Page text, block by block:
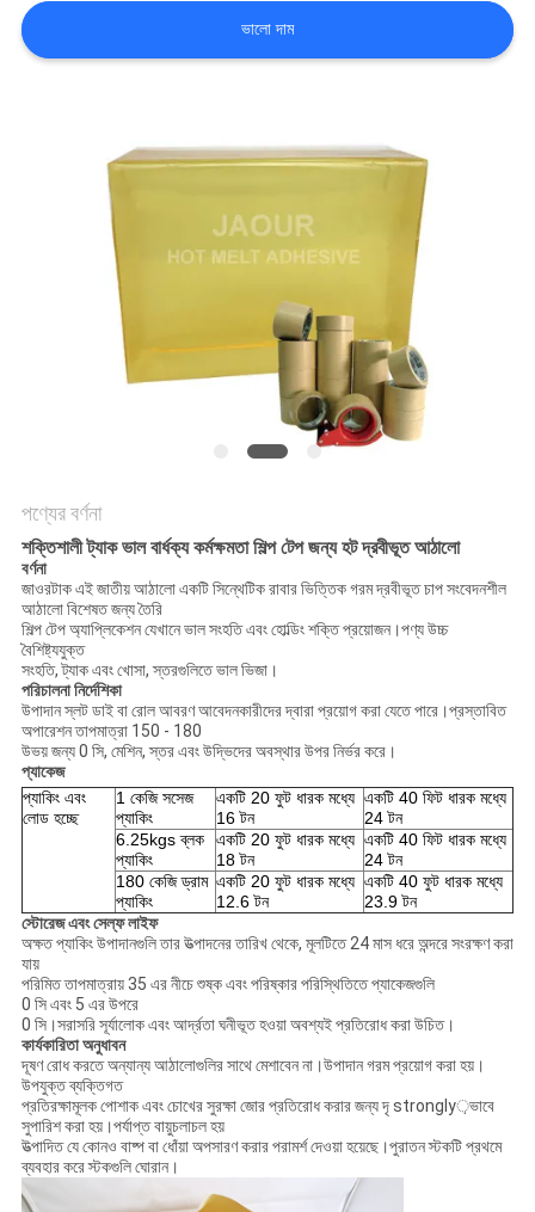
খবর
নীতি
ভালো দাম
পণ্যের বর্ণনা
শক্তিশালী ট্যাক ভাল বার্ধক্য কর্মক্ষমতা শিল্প টেপ জন্য হট দ্রবীভূত আঠালো
বর্ণনা
জাওরটাক এই জাতীয় আঠালো একটি সিন্থেটিক রাবার ভিত্তিক গরম দ্রবীভূত চাপ সংবেদনশীল
আঠালো বিশেষত জন্য তৈরি
শিল্প টেপ অ্যাপ্লিকেশন যেখানে ভাল সংহতি এবং হোল্ডিং শক্তি প্রয়োজন।পণ্য উচ্চ
বৈশিষ্ট্যযুক্ত
সংহতি, ট্যাক এবং খোসা, স্তরগুলিতে ভাল ভিজা।
পরিচালনা নির্দেশিকা
উপাদান স্লট ডাই বা রোল আবরণ আবেদনকারীদের দ্বারা প্রয়োগ করা যেতে পারে।প্রস্তাবিত
অপারেশন তাপমাত্রা 150 - 180
উভয় জন্য 0 সি, মেশিন, স্তর এবং উদ্ভিদের অবস্থার উপর নির্ভর করে।
প্যাকেজ
প্যাকিং এবং
লোড হচ্ছে
1 কেজি সসেজ
প্যাকিং
একটি 20 ফুট ধারক মধ্যে
16 টন
একটি 40 ফিট ধারক মধ্যে
24 টন
6.25kgs ব্লক
প্যাকিং
একটি 20 ফুট ধারক মধ্যে
18 টন
একটি 40 ফিট ধারক মধ্যে
24 টন
180 কেজি ড্রাম
প্যাকিং
একটি 20 ফুট ধারক মধ্যে
12.6 টন
একটি 40 ফুট ধারক মধ্যে
23.9 টন
স্টোরেজ এবং সেল্ফ লাইফ
অক্ষত প্যাকিং উপাদানগুলি তার উত্পাদনের তারিখ থেকে, মূলটিতে 24 মাস ধরে অন্দরে সংরক্ষণ করা
যায়
পরিমিত তাপমাত্রায় 35 এর নীচে শুষ্ক এবং পরিষ্কার পরিস্থিতিতে প্যাকেজগুলি
0 সি এবং 5 এর উপরে
0 সি।সরাসরি সূর্যালোক এবং আর্দ্রতা ঘনীভূত হওয়া অবশ্যই প্রতিরোধ করা উচিত।
কার্যকারিতা অনুধাবন
দূষণ রোধ করতে অন্যান্য আঠালোগুলির সাথে মেশাবেন না।উপাদান গরম প্রয়োগ করা হয়।
উপযুক্ত ব্যক্তিগত
প্রতিরক্ষামূলক পোশাক এবং চোখের সুরক্ষা জোর প্রতিরোধ করার জন্য দৃ strongly়ভাবে
সুপারিশ করা হয়।পর্যাপ্ত বায়ুচলাচল হয়
উত্পাদিত যে কোনও বাষ্প বা ধোঁয়া অপসারণ করার পরামর্শ দেওয়া হয়েছে।পুরাতন স্টকটি প্রথমে
ব্যবহার করে স্টকগুলি ঘোরান।